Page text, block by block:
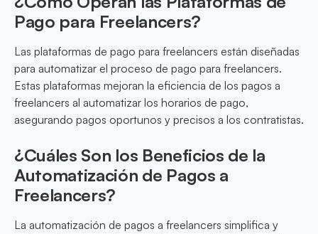
Pago para Freelancers?
Las plataformas de pago para freelancers están diseñadas
para automatizar el proceso de pago para freelancers.
Estas plataformas mejoran la eficiencia de los pagos a
freelancers al automatizar los horarios de pago,
asegurando pagos oportunos y precisos a los contratistas.
¿Cuáles Son los Beneficios de la
Automatización de Pagos a
Freelancers?
La automatización de pagos a freelancers simplifica y